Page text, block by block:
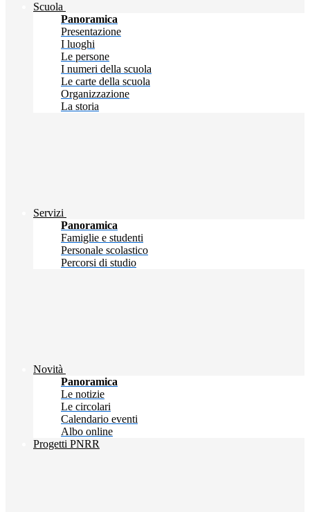
Scuola
Panoramica
Presentazione
I luoghi
Le persone
I numeri della scuola
Le carte della scuola
Organizzazione
La storia
Servizi
Panoramica
Famiglie e studenti
Personale scolastico
Percorsi di studio
Novità
Panoramica
Le notizie
Le circolari
Calendario eventi
Albo online
Progetti PNRR